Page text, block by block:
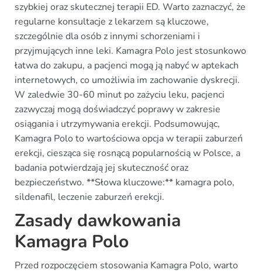
szybkiej oraz skutecznej terapii ED. Warto zaznaczyć, że
regularne konsultacje z lekarzem są kluczowe,
szczególnie dla osób z innymi schorzeniami i
przyjmujących inne leki. Kamagra Polo jest stosunkowo
łatwa do zakupu, a pacjenci mogą ją nabyć w aptekach
internetowych, co umożliwia im zachowanie dyskrecji.
W zaledwie 30-60 minut po zażyciu leku, pacjenci
zazwyczaj mogą doświadczyć poprawy w zakresie
osiągania i utrzymywania erekcji. Podsumowując,
Kamagra Polo to wartościowa opcja w terapii zaburzeń
erekcji, ciesząca się rosnącą popularnością w Polsce, a
badania potwierdzają jej skuteczność oraz
bezpieczeństwo. **Słowa kluczowe:** kamagra polo,
sildenafil, leczenie zaburzeń erekcji.
Zasady dawkowania
Kamagra Polo
Przed rozpoczęciem stosowania Kamagra Polo, warto